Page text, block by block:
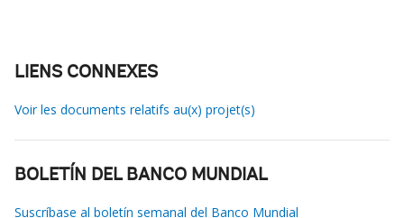
LIENS CONNEXES
Voir les documents relatifs au(x) projet(s)
BOLETÍN DEL BANCO MUNDIAL
Suscríbase al boletín semanal del Banco Mundial